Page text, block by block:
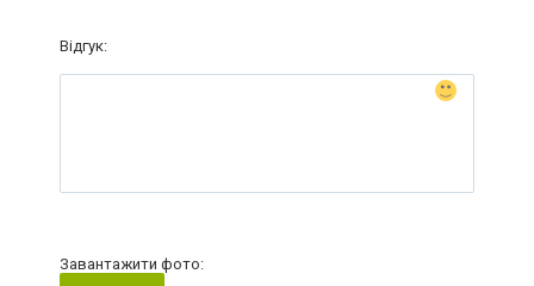
Відгук:
Завантажити фото: